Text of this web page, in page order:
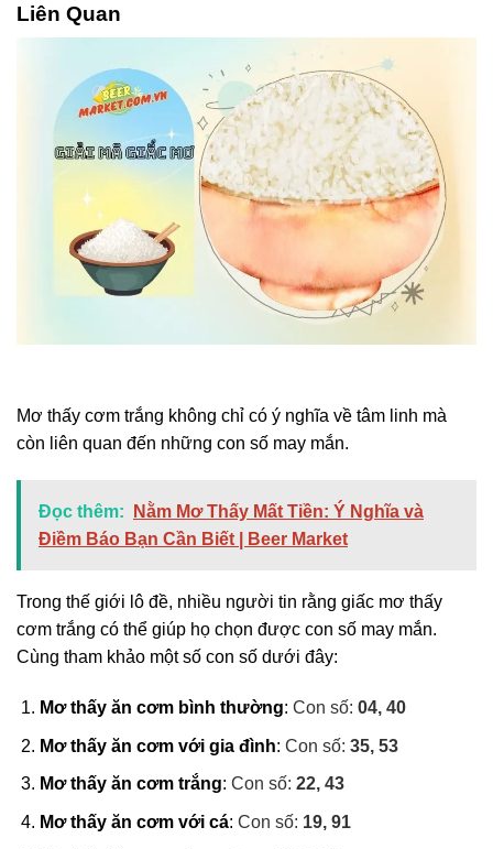
Liên Quan
Mơ thấy cơm trắng không chỉ có ý nghĩa về tâm linh mà
còn liên quan đến những con số may mắn.
Đọc thêm:
Nằm Mơ Thấy Mất Tiền: Ý Nghĩa và
Điềm Báo Bạn Cần Biết | Beer Market
Trong thế giới lô đề, nhiều người tin rằng giấc mơ thấy
cơm trắng có thể giúp họ chọn được con số may mắn.
Cùng tham khảo một số con số dưới đây:
Mơ thấy ăn cơm bình thường: Con số: 04, 40
Mơ thấy ăn cơm với gia đình: Con số: 35, 53
Mơ thấy ăn cơm trắng: Con số: 22, 43
Mơ thấy ăn cơm với cá: Con số: 19, 91